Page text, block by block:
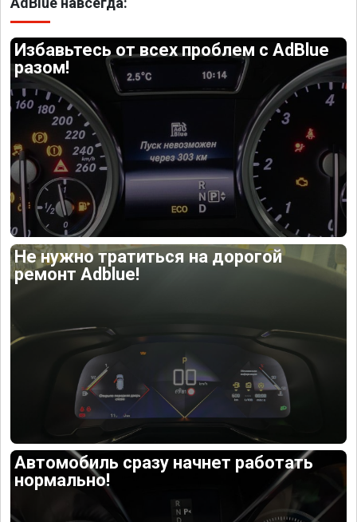
Избавьтесь от всех проблем с AdBlue
разом!
Не нужно тратиться на дорогой
ремонт Adblue!
Автомобиль сразу начнет работать
нормально!